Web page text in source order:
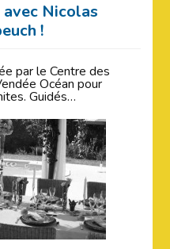
Nicolas
!
par le Centre des
Océan pour
Guidés…